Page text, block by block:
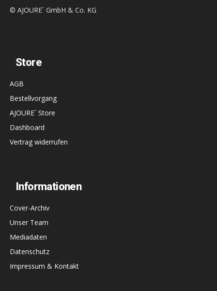
© AJOURE´ GmbH & Co. KG
Store
AGB
Bestellvorgang
AJOURE´ Store
Dashboard
Vertrag widerrufen
Informationen
Cover-Archiv
Unser Team
Mediadaten
Datenschutz
Impressum & Kontakt